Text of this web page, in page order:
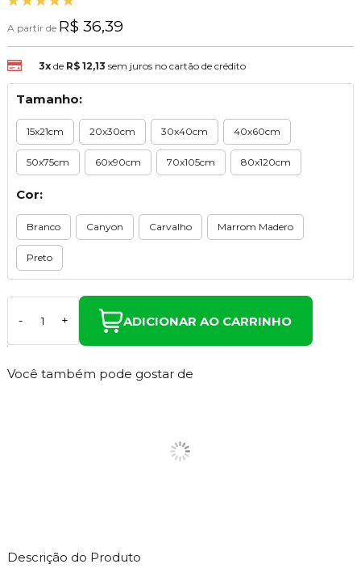
A partir de R$ 36,39
3xde R$ 12,13 sem juros no cartão de crédito
Tamanho:
15x21cm 20x30cm 30x40cm 40x60cm
50x75cm 60x90cm 70x105cm 80x120cm
Cor:
Branco Canyon Carvalho Marrom Madero
Preto
- + ADICIONAR AO CARRINHO
Você também pode gostar de
Descrição do Produto